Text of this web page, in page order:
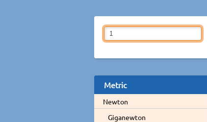
Metric
Newton
Giganewton